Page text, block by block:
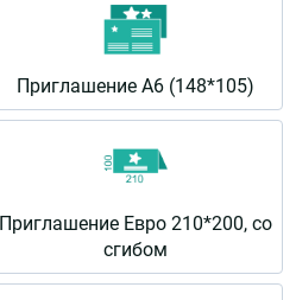
Приглашение А6 (148*105)
Приглашение Евро 210*200, со
сгибом